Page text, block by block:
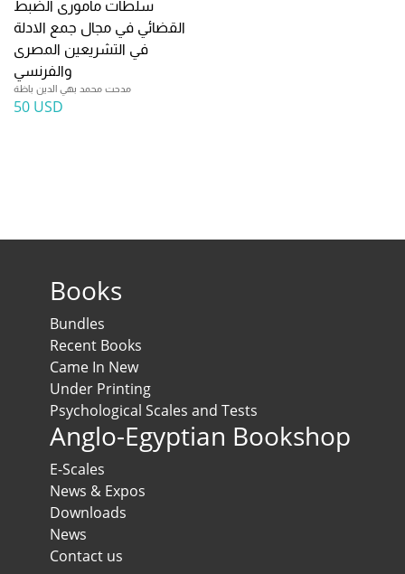
سلطات مامورى الضبط
القضائي في مجال جمع الادلة
في التشريعين المصرى
والفرنسي
مدحت محمد بهي الدين باظة
50 USD
Books
Bundles
Recent Books
Came In New
Under Printing
Psychological Scales and Tests
Anglo-Egyptian Bookshop
E-Scales
News & Expos
Downloads
News
Contact us